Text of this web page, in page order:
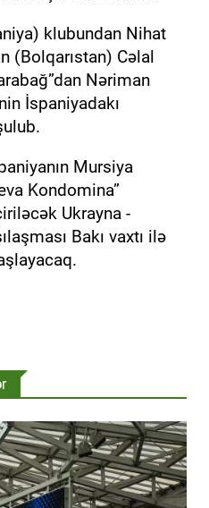
klubundan Nihat
(Bolqarıstan) Cəlal
Nəriman
İspaniyadakı
Mursiya
Kondomina”
Ukrayna -
Bakı vaxtı ilə